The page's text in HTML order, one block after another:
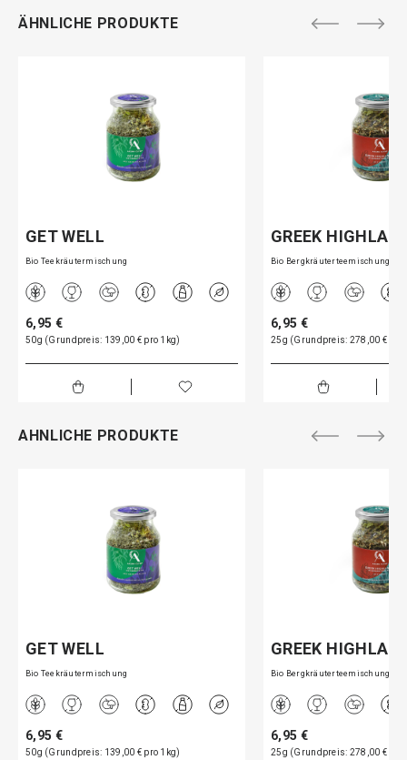
ÄHNLICHE PRODUKTE
GET WELL
Bio Teekräutermischung
6,95 €
50g (Grundpreis: 139,00 € pro 1kg)
GREEK
Bio Bergkräuterteemischung
6,95 €
25g (Grundpreis: 278,00 € pro
AHNLICHE PRODUKTE
GET WELL
Bio Teekräutermischung
6,95 €
50g (Grundpreis: 139,00 € pro 1kg)
GREEK
Bio Bergkräuterteemischung
6,95 €
25g (Grundpreis: 278,00 € pro